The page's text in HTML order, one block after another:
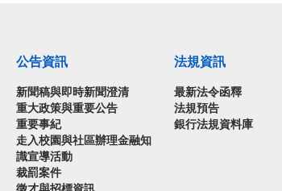
公告資訊
新聞稿與即時新聞澄清
重大政策與重要公告
重要事紀
走入校園與社區辦理金融知
識宣導活動
裁罰案件
法規資訊
最新法令函釋
法規預告
銀行法規資料庫